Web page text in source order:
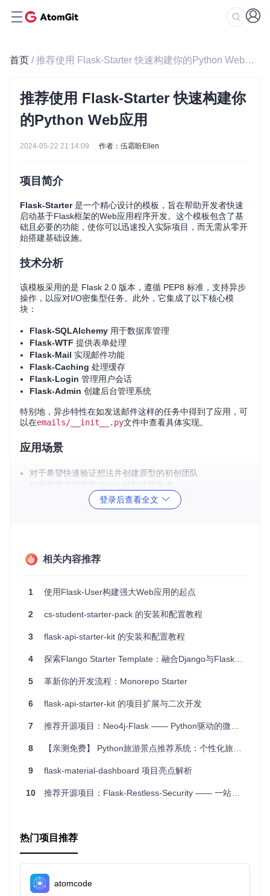
首页 / 推荐使用 Flask-Starter 快速构建你的Python Web应用
推荐使用 Flask-Starter 快速构建你
的Python Web应用
2024-05-22 21:14:09 作者：伍霜盼Ellen
项目简介
Flask-Starter是一个精心设计的模板，旨在帮助开发者快速
启动基于Flask框架的Web应用程序开发。这个模板包含了基
础且必要的功能，使你可以迅速投入实际项目，而无需从零开
始搭建基础设施。
技术分析
该模板采用的是 Flask 2.0 版本，遵循 PEP8 标准，支持异步
操作，以应对I/O密集型任务。此外，它集成了以下核心模
块：
Flask-SQLAlchemy 用于数据库管理
Flask-WTF 提供表单处理
Flask-Mail 实现邮件功能
Flask-Caching 处理缓存
Flask-Login 管理用户会话
Flask-Admin 创建后台管理系统
特别地，异步特性在如发送邮件这样的任务中得到了应用，可
以在emails/__init__.py文件中查看具体实现。
应用场景
对于希望快速验证想法并创建原型的初创团队
对于想学习和实践 Flask 框架的初学者
对于需要快速建立内部工具或小型业务系统的开发者
对于寻找稳定可靠的基础架构，以便专注于业务逻辑开发的
易于定制- 使用了简洁的Bootstrap模板，可以轻松替换为
灵活的异步支持- 可选择性地利用 Flask 2.0 的异步特性
提升性能。
- 项目结构规整，便于理解和维护。
快速上手- 提供了详细的文档和示例，让你能快速启动并
创建并激活虚拟环境。
初始化数据库，创建默认用户。
启动测试服务器。
结论
种场景下都表现出色。不要犹豫，立即尝试，让 Flask-Starter
助力你的下一个Web项目吧！
登录后查看全文
相关内容推荐
1 使用Flask-User构建强大Web应用的起点
2 cs-student-starter-pack 的安装和配置教程
3 flask-api-starter-kit 的安装和配置教程
4 探索Flango Starter Template：融合Django与Flask的创新之旅
5 革新你的开发流程：Monorepo Starter
6 flask-api-starter-kit 的项目扩展与二次开发
7 推荐开源项目：Neo4j-Flask —— Python驱动的微博客应用
8 【亲测免费】 Python旅游景点推荐系统：个性化旅行从此开始
9 flask-material-dashboard 项目亮点解析
10 推荐开源项目：Flask-Restless-Security —— 一站式的 Flask 应用解决方案
热门项目推荐
atomcode